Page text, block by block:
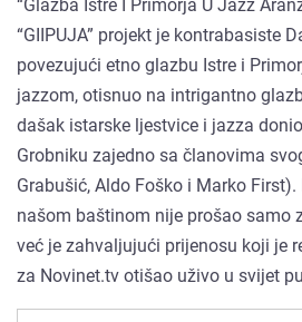
“Glazba Istre I Primorja U Jazz
“GIIPUJA” projekt je kontrabasiste
povezujući etno glazbu Istre i
jazzom, otisnuo na intrigantno
dašak istarske ljestvice i jazza
Grobniku zajedno sa članovima
Grabušić, Aldo Foško i Marko
našom baštinom nije prošao samo
već je zahvaljujući prijenosu koji je
za Novinet.tv otišao uživo u svijet